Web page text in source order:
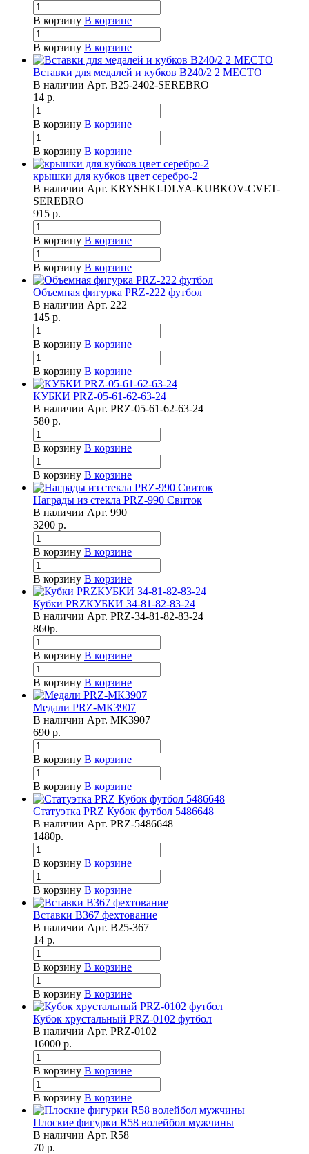
В корзину В корзине
В корзину В корзине
Вставки для медалей и кубков B240/2 2 МЕСТО
В наличии Арт. B25-2402-SEREBRO
14 р.
В корзину В корзине
В корзину В корзине
крышки для кубков цвет серебро-2
В наличии Арт. KRYSHKI-DLYA-KUBKOV-CVET-
SEREBRO
915 р.
В корзину В корзине
В корзину В корзине
Объемная фигурка PRZ-222 футбол
В наличии Арт. 222
145 р.
В корзину В корзине
В корзину В корзине
КУБКИ PRZ-05-61-62-63-24
В наличии Арт. PRZ-05-61-62-63-24
580 р.
В корзину В корзине
В корзину В корзине
Награды из стекла PRZ-990 Свиток
В наличии Арт. 990
3200 р.
В корзину В корзине
В корзину В корзине
Кубки PRZКУБКИ 34-81-82-83-24
В наличии Арт. PRZ-34-81-82-83-24
860р.
В корзину В корзине
В корзину В корзине
Медали PRZ-МК3907
В наличии Арт. MK3907
690 р.
В корзину В корзине
В корзину В корзине
Статуэтка PRZ Кубок футбол 5486648
В наличии Арт. PRZ-5486648
1480р.
В корзину В корзине
В корзину В корзине
Вставки B367 фехтование
В наличии Арт. B25-367
14 р.
В корзину В корзине
В корзину В корзине
Кубок хрустальный PRZ-0102 футбол
В наличии Арт. PRZ-0102
16000 р.
В корзину В корзине
В корзину В корзине
Плоские фигурки R58 волейбол мужчины
В наличии Арт. R58
70 р.